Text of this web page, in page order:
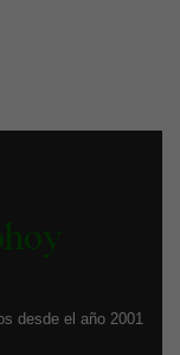
desde el año 2001